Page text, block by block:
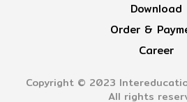
Download
Order &
Career
Copyright © 2023
All rights